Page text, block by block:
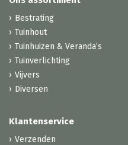
Bestrating
Tuinhout
Tuinhuizen & Veranda’s
Tuinverlichting
Vijvers
Diversen
Klantenservice
Verzenden